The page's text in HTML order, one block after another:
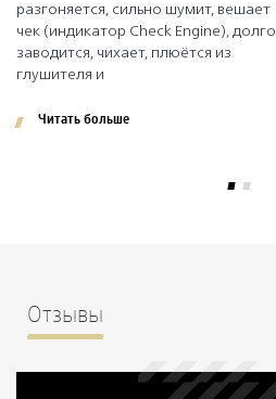
разгоняется, сильно шумит, вешает
чек (индикатор Check Engine), долго
заводится, чихает, плюётся из
глушителя и
Читать больше
Отзывы